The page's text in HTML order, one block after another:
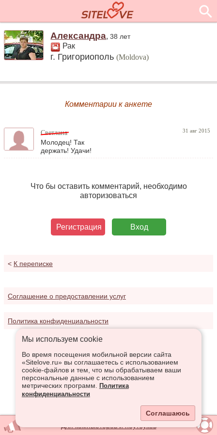
Александра,38 лет
Рак
г. Григориополь(Moldova)
Комментарии к анкете
31 авг 2015
Светлана
Молодец! Так
держать! Удачи!
Что бы оставить комментарий, необходимо
авторизоваться
Регистрация Вход
< К переписке
Соглашение о предоставлении услуг
Политика конфиденциальности
Мы используем сookie
Во время посещения мобильной версии сайта
«Sitelove.ru» вы соглашаетесь с использованием
cookie-файлов и тем, что мы обрабатываем ваши
персональные данные с использованием
метрических программ.
Политика
конфиденциальности
Соглашаюсь
Для компьютеров и ноутбуков